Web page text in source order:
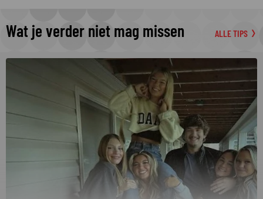
Wat je verder niet mag missen ALLE TIPS